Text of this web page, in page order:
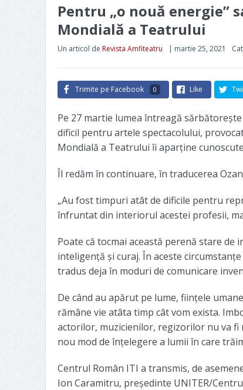
Pentru „o nouă energie”
Mondială a Teatrului
Un articol de Revista Amfiteatru | martie 25, 2021
Trimite pe Facebook 0 Like
Pe 27 martie lumea întreagă
dificil pentru artele spectacolului,
Mondială a Teatrului îi aparține
Îl redăm în continuare, în traducerea
„Au fost timpuri atât de dificile pentru
înfruntat din interiorul acestei profesii,
Poate că tocmai această perenă stare de
inteligență și curaj. În aceste
tradus deja în moduri de comunicare
De când au apărut pe lume, ființele
rămâne vie atâta timp cât vom exista.
actorilor, muzicienilor, regizorilor nu va fi
nou mod de înțelegere a lumii în care
Centrul Român ITI a transmis, de
Ion Caramitru, președinte UNITER/